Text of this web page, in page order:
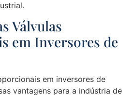
Válvulas
em Inversores de
em inversores de
vantagens para a indústria de